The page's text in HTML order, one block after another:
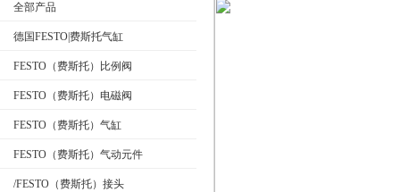
全部产品
德国FESTO|费斯托气缸
FESTO（费斯托）比例阀
FESTO（费斯托）电磁阀
FESTO（费斯托）气缸
FESTO（费斯托）气动元件
/FESTO（费斯托）接头